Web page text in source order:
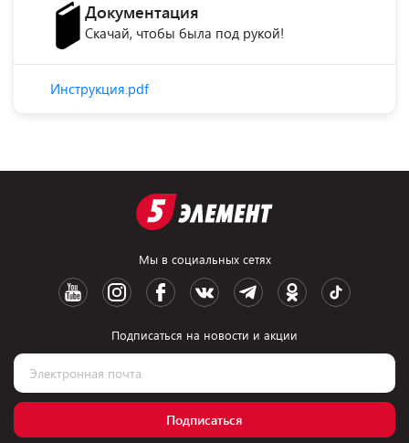
Документация
Скачай, чтобы была под рукой!
Инструкция.pdf
Мы в социальных сетях
Подписаться на новости и акции
Подписаться